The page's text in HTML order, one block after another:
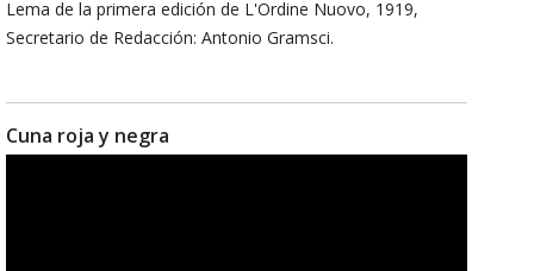
Lema de la primera edición de L'Ordine Nuovo, 1919,
Secretario de Redacción: Antonio Gramsci.
Cuna roja y negra